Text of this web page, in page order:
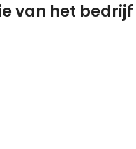
van het bedrijf